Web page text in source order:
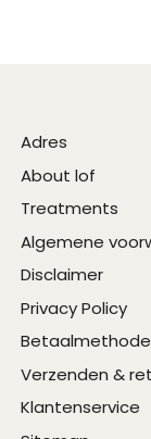
Adres
About lof
Treatments
Algemene
Disclaimer
Privacy Policy
Verzenden &
Klantenservice